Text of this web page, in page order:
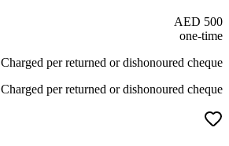
AED 500
one-time
Charged per returned or dishonoured cheque.
Charged per returned or dishonoured cheque.